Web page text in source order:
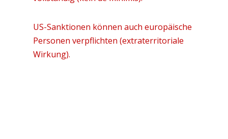
US-Sanktionen können auch europäische
Personen verpflichten (extraterritoriale
Wirkung).